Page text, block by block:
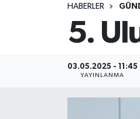
HABERLER
5.
03.05.2025 - 11:45
YAYINLANMA